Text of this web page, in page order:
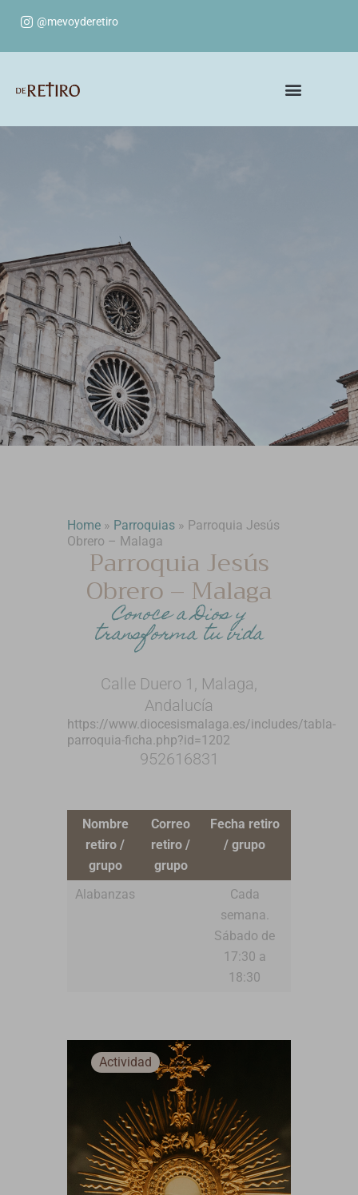
@mevoyderetiro
Home » Parroquias » Parroquia Jesús
Obrero – Malaga
Parroquia Jesús
Obrero – Malaga
Conoce a Dios y
transforma tu vida
Calle Duero 1, Malaga,
Andalucía
https://www.diocesismalaga.es/includes/tabla-
parroquia-ficha.php?id=1202
952616831
Nombre
retiro /
grupo
Correo
retiro /
grupo
Fecha retiro
/ grupo
Alabanzas
Cada
semana.
Sábado de
17:30 a
18:30
Actividad